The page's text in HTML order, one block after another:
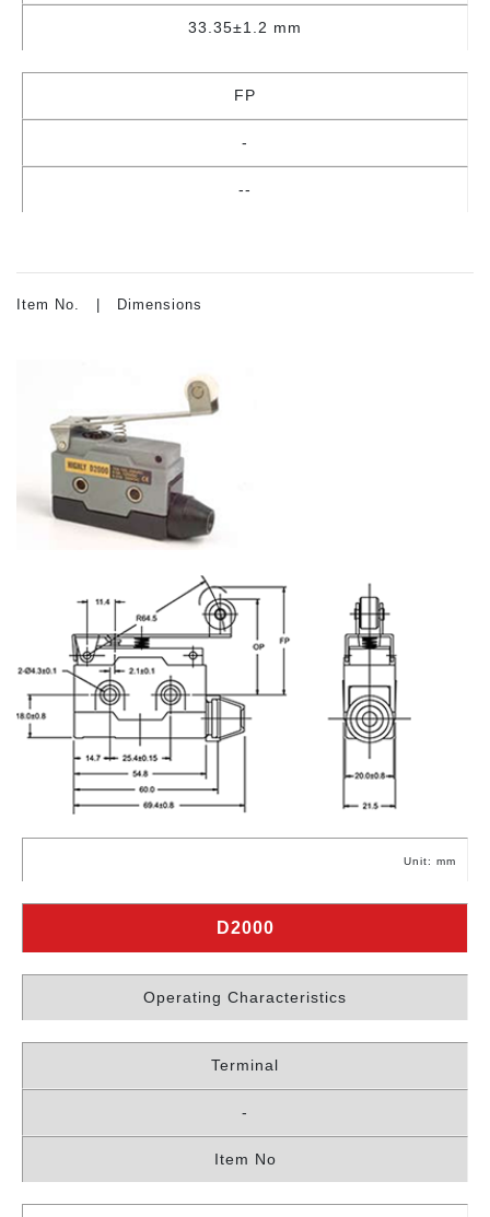
33.35±1.2 mm
FP
-
--
Item No. | Dimensions
Unit: mm
D2000
Operating Characteristics
Terminal
-
Item No